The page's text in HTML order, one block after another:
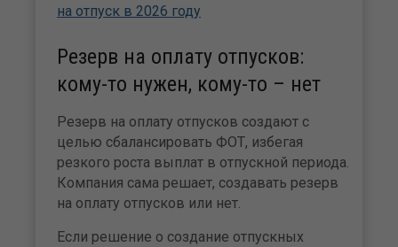
на отпуск в 2026 году
Резерв на оплату отпусков:
кому-то нужен, кому-то – нет
Резерв на оплату отпусков создают с
целью сбалансировать ФОТ, избегая
резкого роста выплат в отпускной периода.
Компания сама решает, создавать резерв
на оплату отпусков или нет.
Если решение о создание отпускных